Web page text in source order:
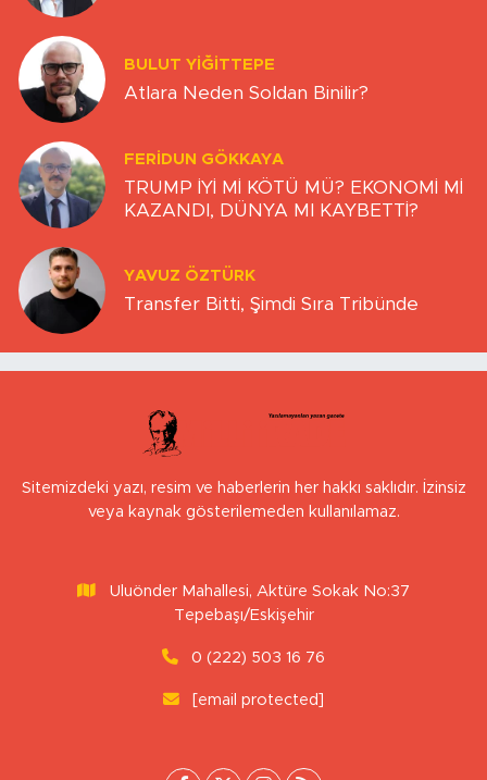
BULUT YİĞİTTEPE
Atlara Neden Soldan Binilir?
FERIDUN GÖKKAYA
TRUMP İYİ Mİ KÖTÜ MÜ? EKONOMİ Mİ
KAZANDI, DÜNYA MI KAYBETTİ?
YAVUZ ÖZTÜRK
Transfer Bitti, Şimdi Sıra Tribünde
Sitemizdeki yazı, resim ve haberlerin her hakkı saklıdır. İzinsiz
veya kaynak gösterilemeden kullanılamaz.
Uluönder Mahallesi, Aktüre Sokak No:37
Tepebaşı/Eskişehir
0 (222) 503 16 76
[email protected]